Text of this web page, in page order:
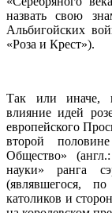
назвать свою
Альбигойских
«Роза и Крест»).
Так или иначе,
влияние идей
европейского
второй
Общество»
науки» ранга
(являвшегося, по
католиков и